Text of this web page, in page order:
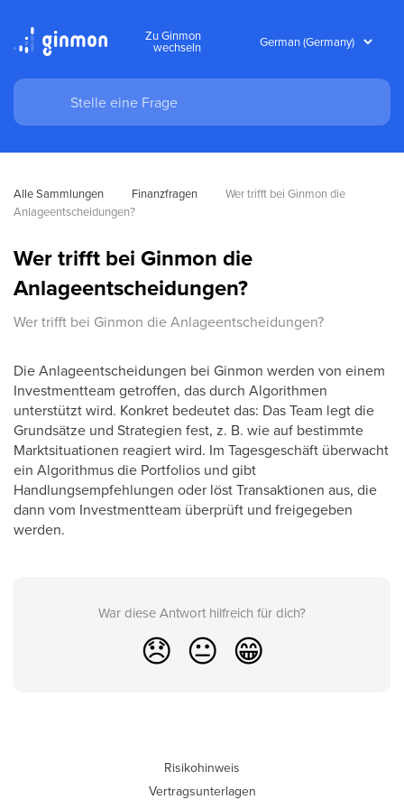
Zu Ginmon
wechseln
Alle Sammlungen Finanzfragen
Wer trifft bei Ginmon die
Anlageentscheidungen?
Wer trifft bei Ginmon die
Anlageentscheidungen?
Wer trifft bei Ginmon die Anlageentscheidungen?
Die Anlageentscheidungen bei Ginmon werden von einem
Investmentteam getroffen, das durch Algorithmen
unterstützt wird. Konkret bedeutet das: Das Team legt die
Grundsätze und Strategien fest, z. B. wie auf bestimmte
Marktsituationen reagiert wird. Im Tagesgeschäft überwacht
ein Algorithmus die Portfolios und gibt
Handlungsempfehlungen oder löst Transaktionen aus, die
dann vom Investmentteam überprüft und freigegeben
werden.
War diese Antwort hilfreich für dich?
😞 😐 😁
Risikohinweis
Vertragsunterlagen